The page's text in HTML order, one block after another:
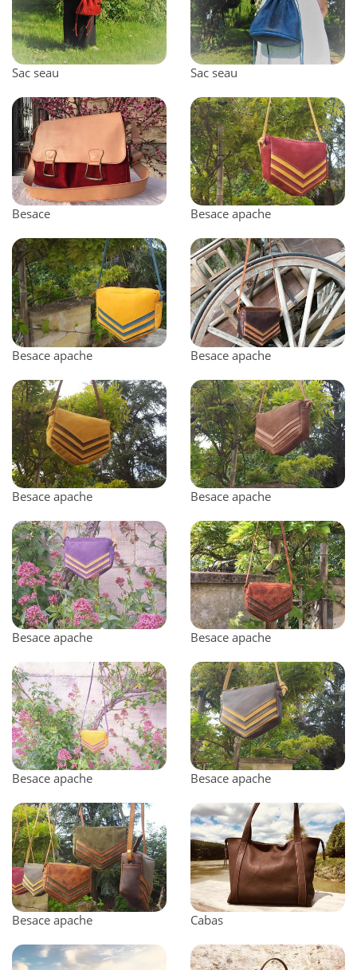
Sac seau Sac seau
Besace Besace apache
Besace apache Besace apache
Besace apache Besace apache
Besace apache Besace apache
Besace apache Besace apache
Besace apache Cabas